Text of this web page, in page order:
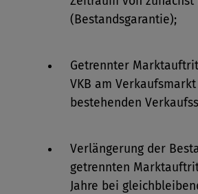
(Bestandsgarantie);
Getrennter
VKB am
bestehenden
Verlängerung der
getrennten
Jahre bei